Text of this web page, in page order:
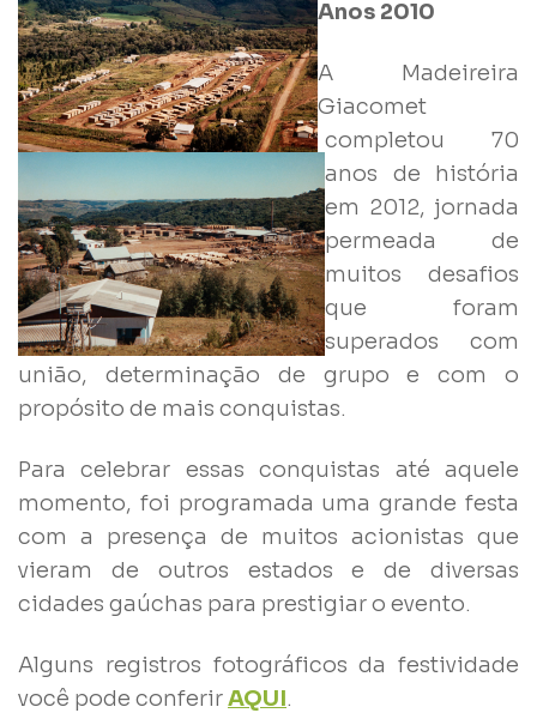
Anos 2010
A Madeireira
Giacomet
completou 70
anos de história
em 2012, jornada
permeada de
muitos desafios
que foram
superados com
união, determinação de grupo e com o
propósito de mais conquistas.
Para celebrar essas conquistas até aquele
momento, foi programada uma grande festa
com a presença de muitos acionistas que
vieram de outros estados e de diversas
cidades gaúchas para prestigiar o evento.
Alguns registros fotográficos da festividade
você pode conferirAQUI.